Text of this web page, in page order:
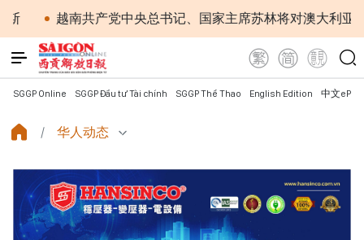
产党中央总书记、国家主席苏林将对澳大利亚和新西兰进行国
SGGP Online SGGP Đầu tư Tài chính SGGP Thể Thao English Edition 中文
华人动态